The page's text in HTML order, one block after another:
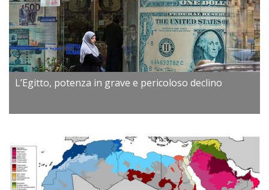
L’Egitto, potenza in grave e pericoloso declino